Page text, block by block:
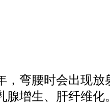
，弯腰时会出现放
腺增生、肝纤维